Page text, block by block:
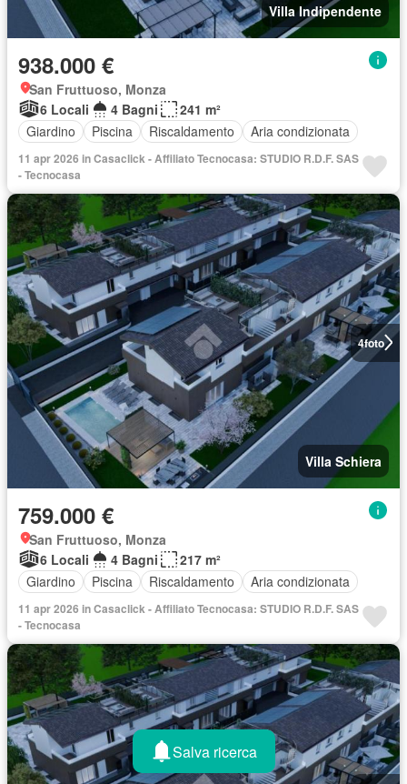
Villa Indipendente
938.000 €
San Fruttuoso, Monza
6 Locali
4 Bagni
241 m²
Giardino
Piscina Riscaldamento Aria condizionata
11 apr 2026 in Casaclick - Affiliato Tecnocasa: STUDIO R.D.F. SAS
- Tecnocasa
4foto
Villa Schiera
759.000 €
San Fruttuoso, Monza
6 Locali
4 Bagni
217 m²
Giardino
Piscina Riscaldamento Aria condizionata
11 apr 2026 in Casaclick - Affiliato Tecnocasa: STUDIO R.D.F. SAS
- Tecnocasa
Salva ricerca